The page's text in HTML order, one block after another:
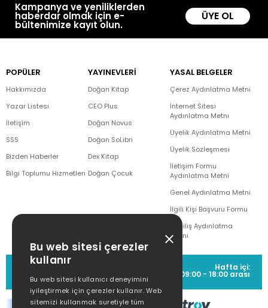
Kampanya ve yeniliklerden
haberdar olmak için e-
bültenimize kayıt olun.
ÜYE OL
POPÜLER
Hakkımızda
Yazar Listesi
İletişim
SSS
Bizden Haberler
Bilgi Toplumu Hizmetleri
YAYINEVLERİ
Doğan Kitap
CEO Plus
Doğan Novus
Doğan SoLibri
Dex Kitap
Doğan Çocuk
YASAL BELGELER
Çerez Aydınlatma Metni
İnternet Sitesi
Aydınlatma Metni
Üyelik Aydınlatma Metni
Üyelik Sözleşmesi
İletişim Formu
Aydınlatma Metni
Genel Aydınlatma Metni
İlgili Kişi Başvuru Formu
Çekiliş Aydınlatma
Metni
MÜŞTERİ HİZMETLERİ
(0212) 373 77 00
Hafta içi:
09:00 - 18:00 arası
Bu web sitesi çerezler
kullanır
Bu web sitesi kullanıcı deneyimini
iyileştirmek için çerezler kullanır. Web
sitemizi kullanmak suretiyle tüm